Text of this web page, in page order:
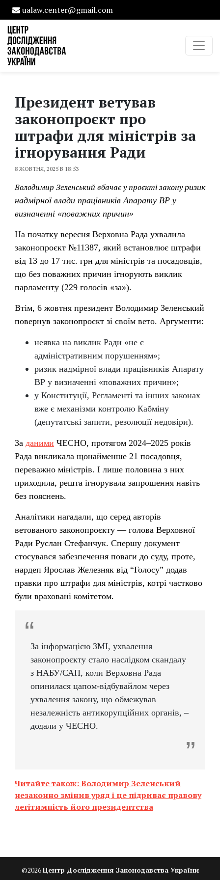
ualaw.center@gmail.com
Президент ветував
законопроєкт про
штрафи для міністрів за
ігнорування Ради
8 ЖОВТНЯ, 2025 В 18:53
Володимир Зеленський вбачає у проєкті законуризик
надмірної влади працівників Апарату ВР у
визначенні «поважних причин»
На початку вересня Верховна Рада ухвалила
законопроєкт №11387, який встановлює штрафи
від 13 до 17 тис. грн для міністрів та посадовців,
що без поважних причин ігнорують виклик
парламенту (229 голосів «за»).
Втім, 6 жовтня президент Володимир Зеленський
повернув законопроєкт зі своїм вето. Аргументи:
неявка на виклик Ради «не є
адміністративним порушенням»;
ризик надмірної влади працівників Апарату
ВР у визначенні «поважних причин»;
у Конституції, Регламенті та інших законах
вже є механізми контролю Кабміну
(депутатські запити, резолюції недовіри).
За даними ЧЕСНО, протягом 2024–2025 років
Рада викликала щонайменше 21 посадовця,
переважно міністрів. І лише половина з них
приходила, решта ігнорувала запрошення навіть
без пояснень.
Аналітики нагадали, що серед авторів
ветованого законопроєкту — голова Верховної
Ради Руслан Стефанчук. Спершу документ
стосувався забезпечення поваги до суду, проте,
нардеп Ярослав Железняк від “Голосу” додав
правки про штрафи для міністрів, котрі частково
були враховані комітетом.
За інформацією ЗМІ, ухвалення
законопроєкту стало наслідком скандалу
з НАБУ/САП, коли Верховна Рада
опинилася цапом-відбувайлом через
ухвалення закону, що обмежував
незалежність антикорупційних органів, –
додали у ЧЕСНО.
Читайте також: Володимир Зеленський
незаконно змінив уряд і це підриває правову
легітимність його президентства
©2026Центр Дослідження Законодавства України